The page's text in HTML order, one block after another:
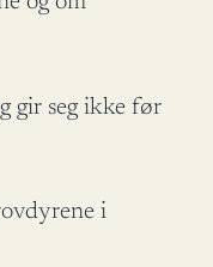
gir seg ikke før
i